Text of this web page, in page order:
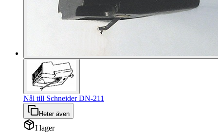
Nål till Schneider DN-211
Heter även
I lager